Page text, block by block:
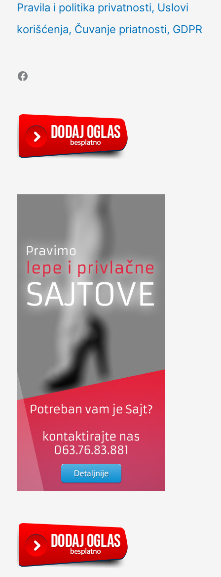
Pravila i politika privatnosti, Uslovi
korišćenja, Čuvanje priatnosti, GDPR